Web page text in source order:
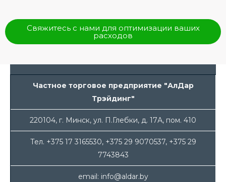
Свяжитесь с нами для оптимизации ваших
расходов
Частное торговое предприятие "АлДар
Трэйдинг"
220104, г. Минск, ул. П.Глебки, д. 17А, пом. 410
Тел. +375 17 3165530, +375 29 9070537, +375 29
7743843
email: info@aldar.by